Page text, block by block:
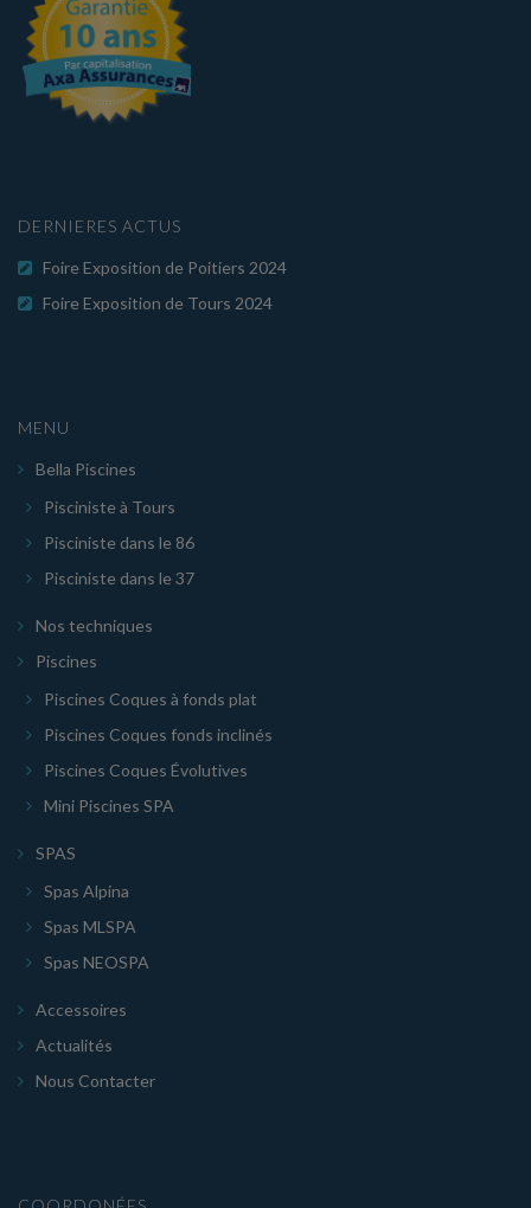
DERNIERES ACTUS
Foire Exposition de Poitiers 2024
Foire Exposition de Tours 2024
MENU
Bella Piscines
Pisciniste à Tours
Pisciniste dans le 86
Pisciniste dans le 37
Nos techniques
Piscines
Piscines Coques à fonds plat
Piscines Coques fonds inclinés
Piscines Coques Évolutives
Mini Piscines SPA
SPAS
Spas Alpina
Spas MLSPA
Spas NEOSPA
Accessoires
Actualités
Nous Contacter